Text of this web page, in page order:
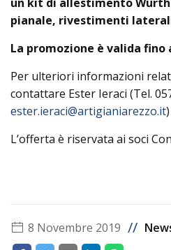
pianale, rivestimenti
La promozione è valida fino
Per ulteriori informazioni
contattare Ester Ieraci (Tel.
ester.ieraci@artigianiarezzo.it)
L’offerta è riservata ai soci
8 Novembre 2019 //